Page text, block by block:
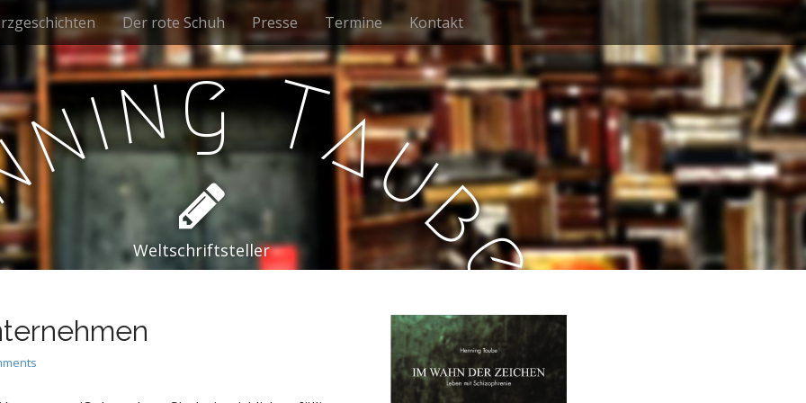
Der rote Schuh Presse Termine Kontakt
n
ing Ta
u
b
e
Weltschriftsteller